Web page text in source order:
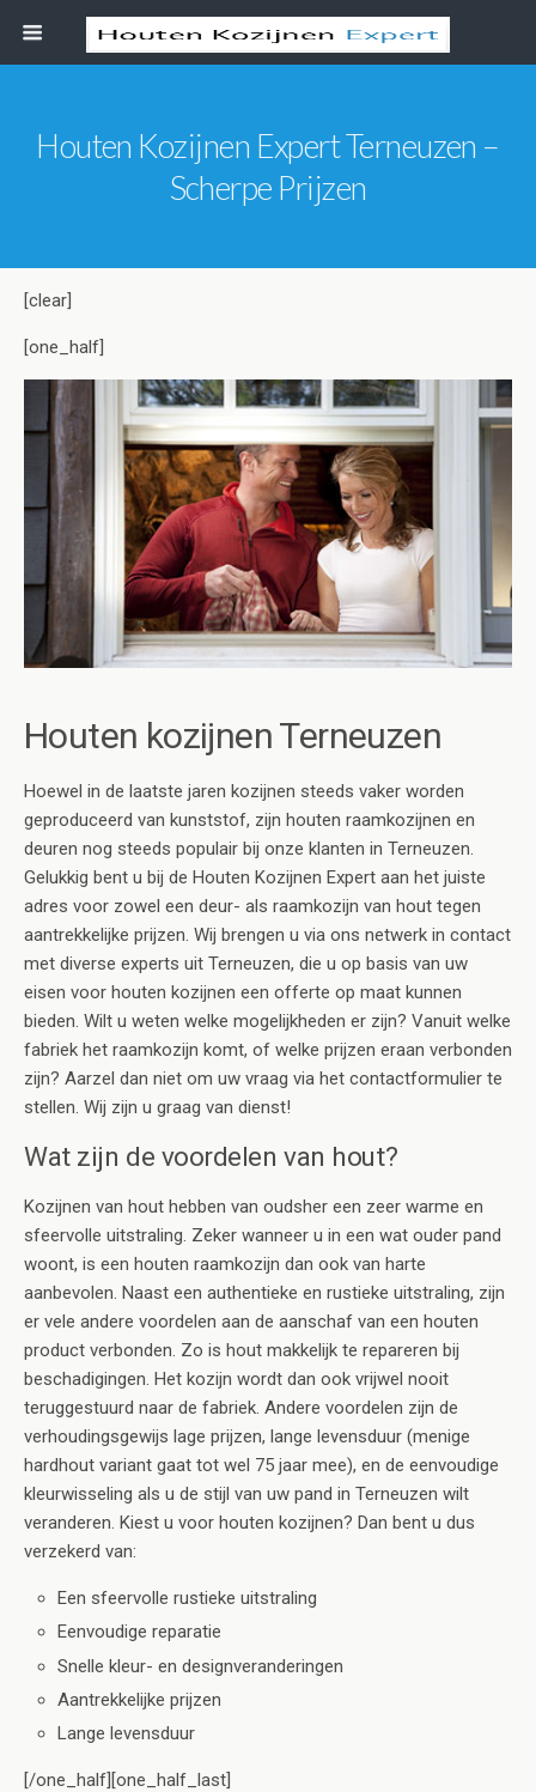
Houten Kozijnen Expert Terneuzen –
Scherpe Prijzen
[clear]
[one_half]
Houten kozijnen Terneuzen
Hoewel in de laatste jaren kozijnen steeds vaker worden
geproduceerd van kunststof, zijn houten raamkozijnen en
deuren nog steeds populair bij onze klanten in Terneuzen.
Gelukkig bent u bij de Houten Kozijnen Expert aan het juiste
adres voor zowel een deur- als raamkozijn van hout tegen
aantrekkelijke prijzen. Wij brengen u via ons netwerk in contact
met diverse experts uit Terneuzen, die u op basis van uw
eisen voor houten kozijnen een offerte op maat kunnen
bieden. Wilt u weten welke mogelijkheden er zijn? Vanuit welke
fabriek het raamkozijn komt, of welke prijzen eraan verbonden
zijn? Aarzel dan niet om uw vraag via het contactformulier te
stellen. Wij zijn u graag van dienst!
Wat zijn de voordelen van hout?
Kozijnen van hout hebben van oudsher een zeer warme en
sfeervolle uitstraling. Zeker wanneer u in een wat ouder pand
woont, is een houten raamkozijn dan ook van harte
aanbevolen. Naast een authentieke en rustieke uitstraling, zijn
er vele andere voordelen aan de aanschaf van een houten
product verbonden. Zo is hout makkelijk te repareren bij
beschadigingen. Het kozijn wordt dan ook vrijwel nooit
teruggestuurd naar de fabriek. Andere voordelen zijn de
verhoudingsgewijs lage prijzen, lange levensduur (menige
hardhout variant gaat tot wel 75 jaar mee), en de eenvoudige
kleurwisseling als u de stijl van uw pand in Terneuzen wilt
veranderen. Kiest u voor houten kozijnen? Dan bent u dus
verzekerd van:
Een sfeervolle rustieke uitstraling
Eenvoudige reparatie
Snelle kleur- en designveranderingen
Aantrekkelijke prijzen
Lange levensduur
[/one_half][one_half_last]